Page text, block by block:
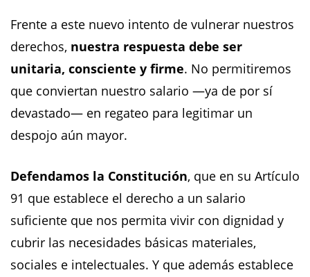
Frente a este nuevo intento de vulnerar nuestros
derechos, nuestra respuesta debe ser
unitaria, consciente y firme. No permitiremos
que conviertan nuestro salario —ya de por sí
devastado— en regateo para legitimar un
despojo aún mayor.
Defendamos la Constitución, que en su Artículo
91 que establece el derecho a un salario
suficiente que nos permita vivir con dignidad y
cubrir las necesidades básicas materiales,
sociales e intelectuales. Y que además establece